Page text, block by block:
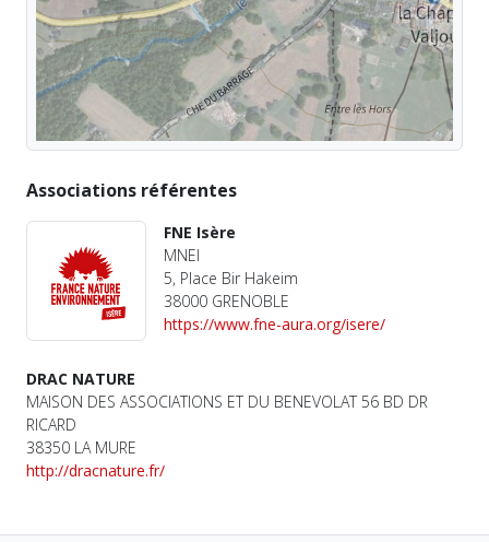
Associations référentes
FNE Isère
MNEI
5, Place Bir Hakeim
38000 GRENOBLE
https://www.fne-aura.org/isere/
DRAC NATURE
MAISON DES ASSOCIATIONS ET DU BENEVOLAT 56 BD DR
RICARD
38350 LA MURE
http://dracnature.fr/